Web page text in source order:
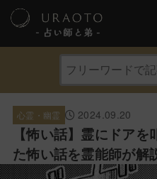
- 占い師と弟 ‐
心霊・幽霊 2024.09.20
【怖い話】霊にドア
た怖い話を霊能師が解